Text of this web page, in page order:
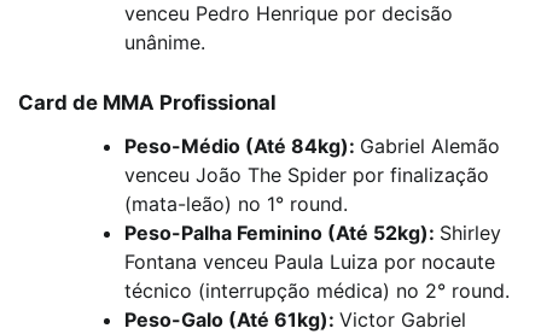
venceu Pedro Henrique por decisão
unânime.
Card de MMA Profissional
Peso-Médio (Até 84kg): Gabriel Alemão
venceu João The Spider por finalização
(mata-leão) no 1° round.
Peso-Palha Feminino (Até 52kg): Shirley
Fontana venceu Paula Luiza por nocaute
técnico (interrupção médica) no 2° round.
Peso-Galo (Até 61kg): Victor Gabriel